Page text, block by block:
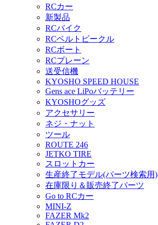
RCカー
新製品
RCバイク
RCベルトビークル
RCボート
RCプレーン
送受信機
KYOSHO SPEED HOUSE
Gens ace LiPoバッテリー
KYOSHOグッズ
アクセサリー
ネジ・ナット
ツール
ROUTE 246
JETKO TIRE
スロットカー
生産終了モデル(パーツ検索用)
在庫限り＆販売終了パーツ
Go to RCカー
MINI-Z
FAZER Mk2